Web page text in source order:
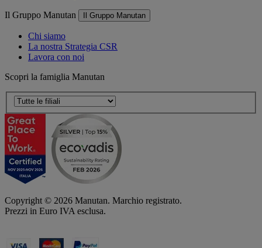
Il Gruppo Manutan Il Gruppo Manutan
Chi siamo
La nostra Strategia CSR
Lavora con noi
Scopri la famiglia Manutan
Copyright © 2026 Manutan. Marchio registrato.
Prezzi in Euro IVA esclusa.